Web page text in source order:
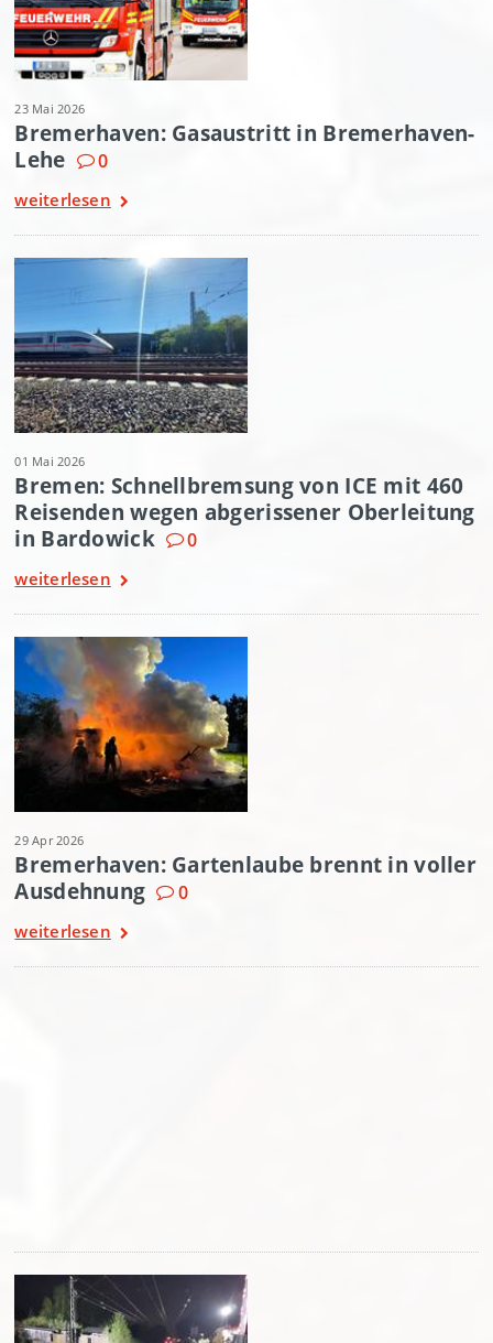
23 Mai 2026
Bremerhaven: Gasaustritt in Bremerhaven-
Lehe
0
weiterlesen
01 Mai 2026
Bremen: Schnellbremsung von ICE mit 460
Reisenden wegen abgerissener Oberleitung
in Bardowick
0
weiterlesen
29 Apr 2026
Bremerhaven: Gartenlaube brennt in voller
Ausdehnung
0
weiterlesen